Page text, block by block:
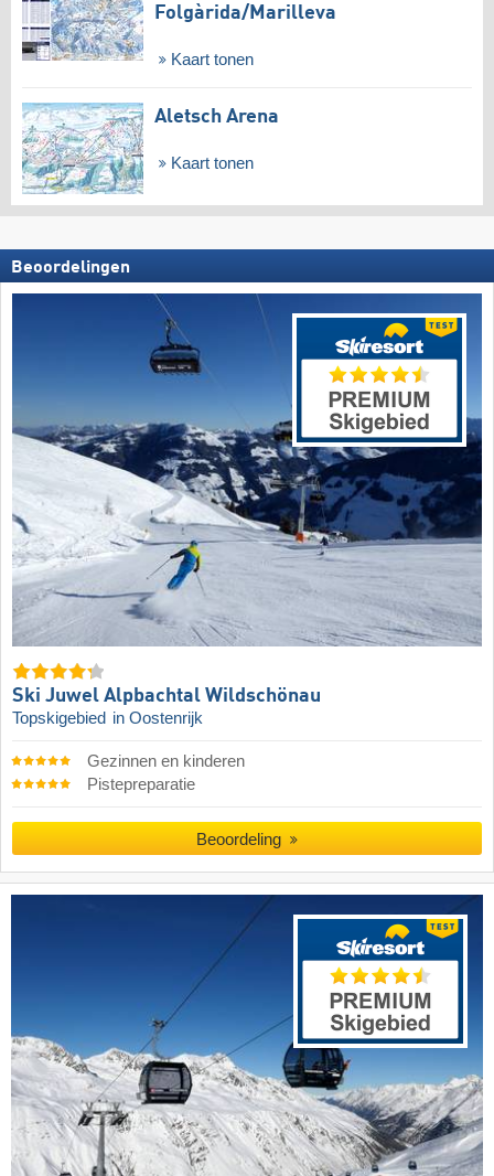
Folgàrida/​Marilleva
Kaart tonen
Aletsch Arena
Kaart tonen
Beoordelingen
Ski Juwel Alpbachtal Wildschönau
Topskigebied in Oostenrijk
Gezinnen en kinderen
Pistepreparatie
Beoordeling